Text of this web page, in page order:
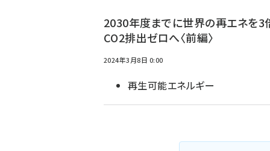
2030年度までに世界の再エネを3
CO2排出ゼロへ〈前編〉
2024年3月8日 0:00
再生可能エネルギー